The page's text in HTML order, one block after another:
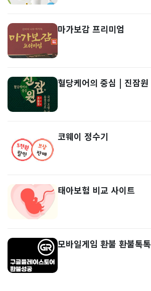
마가보감 프리미엄
혈당케어의 중심 | 진잠원
코웨이 정수기
태아보험 비교 사이트
모바일게임 환불 환불톡톡